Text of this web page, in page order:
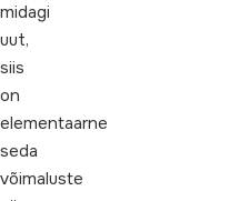
midagi
uut,
siis
on
elementaarne
seda
võimaluste